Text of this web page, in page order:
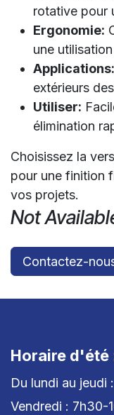
rotative pour
Ergonomie:
une
Applications:
extérieurs
Utiliser:
élimination
Choisissez la
pour une finition
vos projets.
Not
Contactez-
Horaire d'été
Du lundi au jeudi
Vendredi